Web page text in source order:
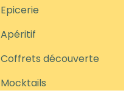
Epicerie
Apéritif
Coffrets découverte
Mocktails